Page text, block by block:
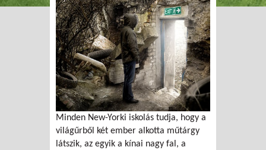
Minden New-Yorki iskolás tudja, hogy a
világűrből két ember alkotta műtárgy
látszik, az egyik a kínai nagy fal, a